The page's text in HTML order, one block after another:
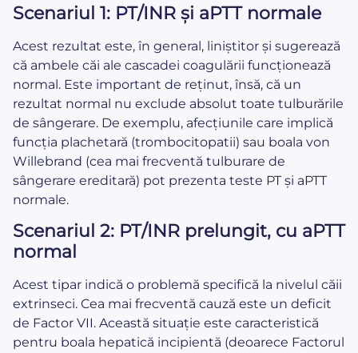
Scenariul 1: PT/INR și aPTT normale
Acest rezultat este, în general, liniștitor și sugerează
că ambele căi ale cascadei coagulării funcționează
normal. Este important de reținut, însă, că un
rezultat normal nu exclude absolut toate tulburările
de sângerare. De exemplu, afecțiunile care implică
funcția plachetară (trombocitopatii) sau boala von
Willebrand (cea mai frecventă tulburare de
sângerare ereditară) pot prezenta teste PT și aPTT
normale.
Scenariul 2: PT/INR prelungit, cu aPTT
normal
Acest tipar indică o problemă specifică la nivelul căii
extrinseci. Cea mai frecventă cauză este un deficit
de Factor VII. Această situație este caracteristică
pentru boala hepatică incipientă (deoarece Factorul